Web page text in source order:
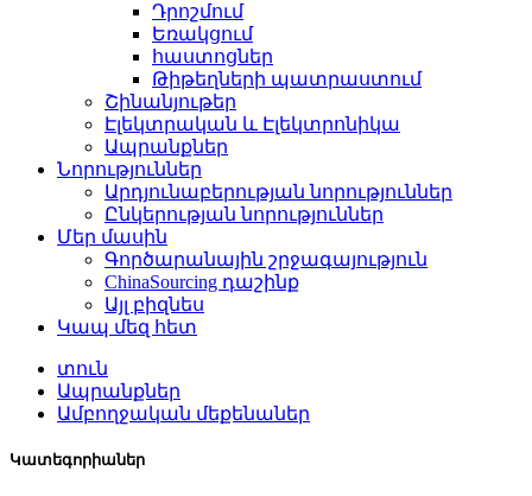
Դրոշմում
Եռակցում
հաստոցներ
Թիթեղների պատրաստում
Շինանյութեր
Էլեկտրական և Էլեկտրոնիկա
Ապրանքներ
Նորություններ
Արդյունաբերության նորություններ
Ընկերության նորություններ
Մեր մասին
Գործարանային շրջագայություն
ChinaSourcing դաշինք
Այլ բիզնես
Կապ մեզ հետ
տուն
Ապրանքներ
Ամբողջական մեքենաներ
Կատեգորիաներ